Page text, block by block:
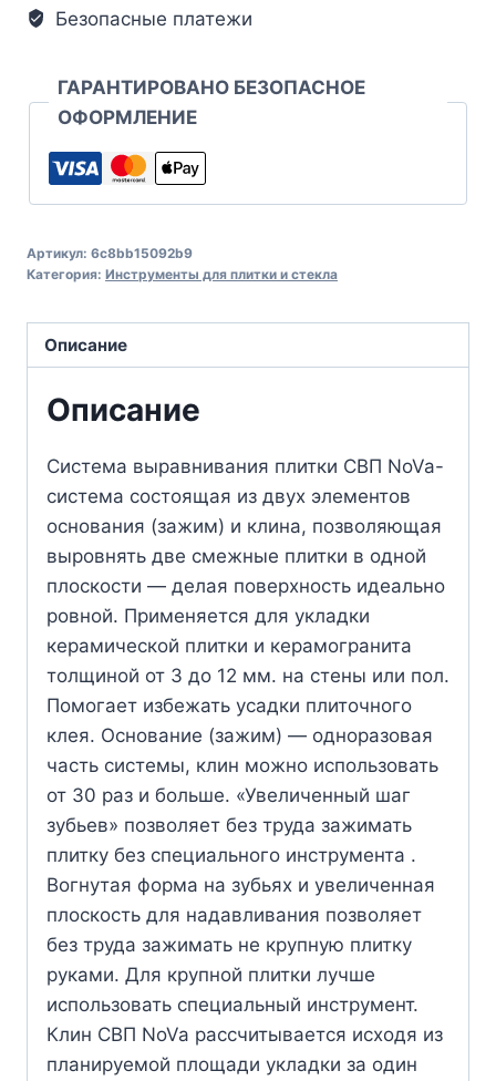
Безопасные платежи
ГАРАНТИРОВАНО БЕЗОПАСНОЕ
ОФОРМЛЕНИЕ
Артикул: 6c8bb15092b9
Категория: Инструменты для плитки и стекла
Описание
Описание
Система выравнивания плитки СВП NoVa-
cистема состоящая из двух элементов
основания (зажим) и клина, позволяющая
выровнять две смежные плитки в одной
плоскости — делая поверхность идеально
ровной. Применяется для укладки
керамической плитки и керамогранита
толщиной от 3 до 12 мм. на стены или пол.
Помогает избежать усадки плиточного
клея. Основание (зажим) — одноразовая
часть системы, клин можно использовать
от 30 раз и больше. «Увеличенный шаг
зубьев» позволяет без труда зажимать
плитку без специального инструмента .
Вогнутая форма на зубьях и увеличенная
плоскость для надавливания позволяет
без труда зажимать не крупную плитку
руками. Для крупной плитки лучше
использовать специальный инструмент.
Клин СВП NoVa рассчитывается исходя из
планируемой площади укладки за один